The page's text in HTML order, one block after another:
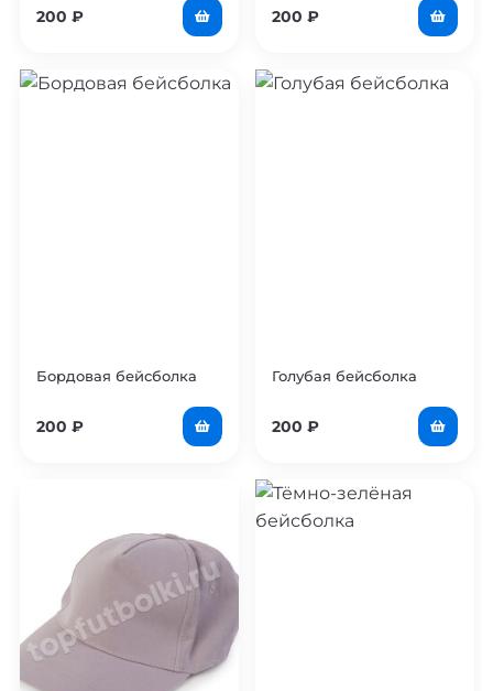
200 ₽ 200 ₽
Бордовая бейсболка
200 ₽
Голубая бейсболка
200 ₽